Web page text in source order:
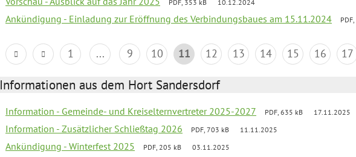
PDF, 353 kB 10.12.2024
Ankündigung - Einladung zur Eröffnung des Verbindungsbaues am 15.11.2024
1 ... 9 10 11 12 13 14 15 16 17
Informationen aus dem Hort Sandersdorf
Information - Gemeinde- und Kreiselternvertreter 2025-2027 PDF, 635 kB 17.11.2025
Information - Zusätzlicher Schließtag 2026 PDF, 703 kB 11.11.2025
Ankündigung - Winterfest 2025 PDF, 205 kB 03.11.2025